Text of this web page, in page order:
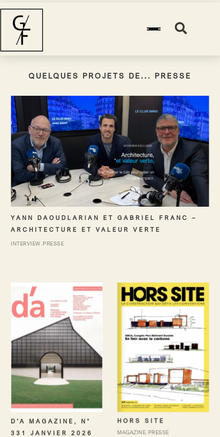
QUELQUES PROJETS DE... PRESSE
INTERVIEW PRESSE
YANN DAOUDLARIAN ET GABRIEL FRANC –
ARCHITECTURE ET VALEUR VERTE
D’A MAGAZINE, N°
331 JANVIER 2026
MAGAZINE PRESSE
HORS SITE